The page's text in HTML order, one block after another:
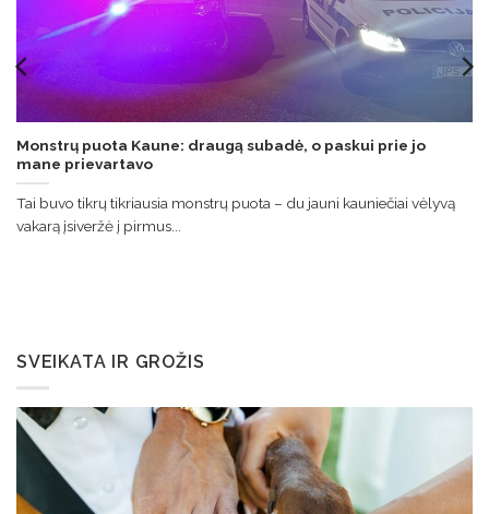
Monstrų puota Kaune: draugą subadė, o paskui prie jo
mane prievartavo
Tai buvo tikrų tikriausia monstrų puota – du jauni kauniečiai vėlyvą
vakarą įsiveržė į pirmus...
SVEIKATA IR GROŽIS